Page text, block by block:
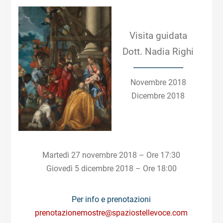
Visita guidata
Dott. Nadia Righi
Novembre 2018
Dicembre 2018
Martedì 27 novembre 2018 – Ore 17:30
Giovedì 5 dicembre 2018 – Ore 18:00
Per info e prenotazioni
prenotazionemostre@spaziostellevoce.com